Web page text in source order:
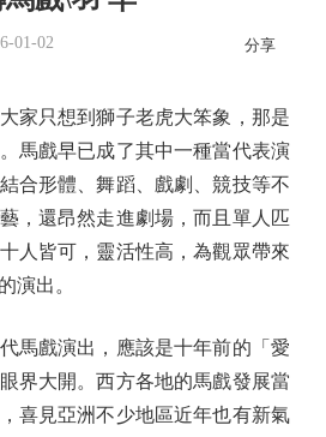
01-02 分享
只想到獅子老虎大笨象，那是
馬戲早已成了其中一種當代表演
合形體、舞蹈、戲劇、競技等不
，還昂然走進劇場，而且單人匹
人皆可，靈活性高，為觀眾帶來
演出。
戲演出，應該是十年前的「愛
界大開。西方各地的馬戲發展當
喜見亞洲不少地區近年也有新氣